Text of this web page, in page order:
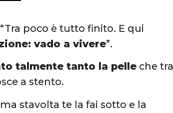
poco è tutto finito. E qui
vado a vivere”.
talmente tanto la pelle che tra
a stento.
stavolta te la fai sotto e la